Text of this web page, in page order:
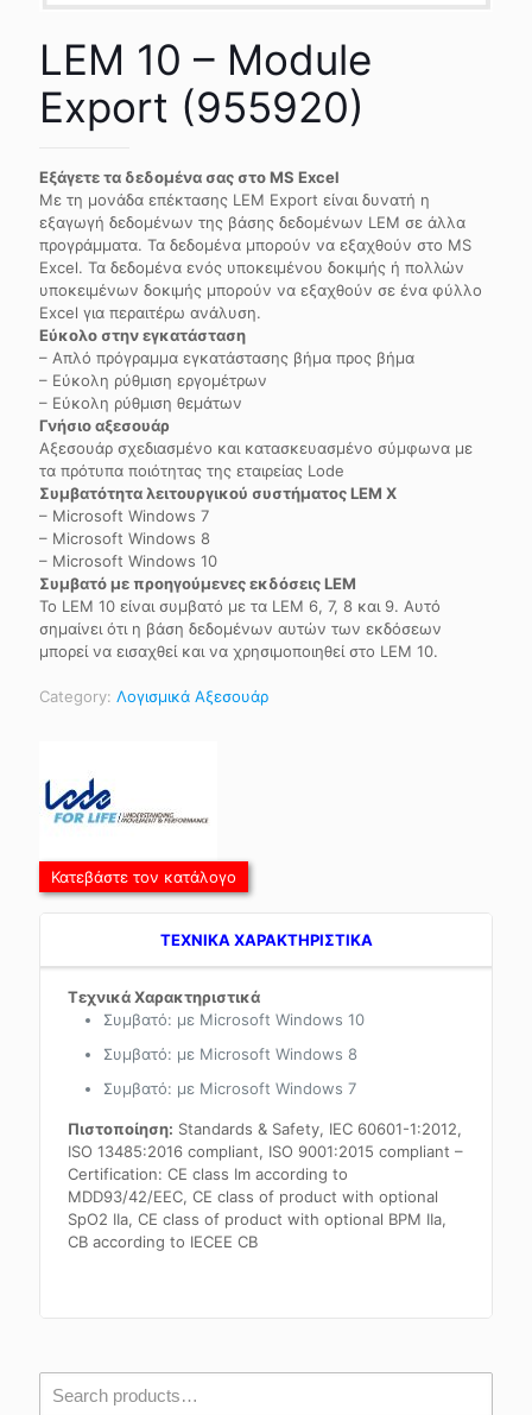
LEM 10 – Module
Export (955920)
Εξάγετε τα δεδομένα σας στοMS Excel
Με τη μονάδα επέκτασης LEM Export είναι δυνατή η
εξαγωγή δεδομένων της βάσης δεδομένων LEM σε άλλα
προγράμματα. Τα δεδομένα μπορούν να εξαχθούν στο MS
Excel. Τα δεδομένα ενός υποκειμένου δοκιμής ή πολλών
υποκειμένων δοκιμής μπορούν να εξαχθούν σε ένα φύλλο
Excel για περαιτέρω ανάλυση.
Εύκολο στην εγκατάσταση
– Απλό πρόγραμμα εγκατάστασης βήμα προς βήμα
– Εύκολη ρύθμιση εργομέτρων
– Εύκολη ρύθμιση θεμάτων
Γνήσιο αξεσουάρ
Αξεσουάρ σχεδιασμένο και κατασκευασμένο σύμφωνα με
τα πρότυπα ποιότητας της εταιρείας Lode
Συμβατότητα λειτουργικού συστήματος LEM X
– Microsoft Windows 7
– Microsoft Windows 8
– Microsoft Windows 10
Συμβατό με προηγούμενες εκδόσεις LEM
Το LEM 10 είναι συμβατό με τα LEM 6, 7, 8 και 9. Αυτό
σημαίνει ότι η βάση δεδομένων αυτών των εκδόσεων
μπορεί να εισαχθεί και να χρησιμοποιηθεί στο LEM 10.
Category: Λογισμικά Αξεσουάρ
Κατεβάστε τον κατάλογο
TEXNIKA ΧΑΡΑΚΤΗΡΙΣΤΙΚΑ
Τεχνικά Χαρακτηριστικά
Συμβατό: με Microsoft Windows 10
Συμβατό: με Microsoft Windows 8
Συμβατό: με Microsoft Windows 7
Πιστοποίηση: Standards & Safety, IEC 60601-1:2012,
ISO 13485:2016 compliant, ISO 9001:2015 compliant –
Certification: CE class Im according to
MDD93/42/EEC, CE class of product with optional
SpO2 IIa, CE class of product with optional BPM IIa,
CB according to IECEE CB